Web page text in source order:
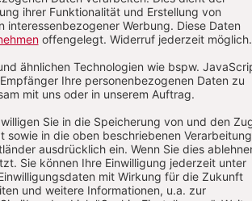
Im Digital-Abo